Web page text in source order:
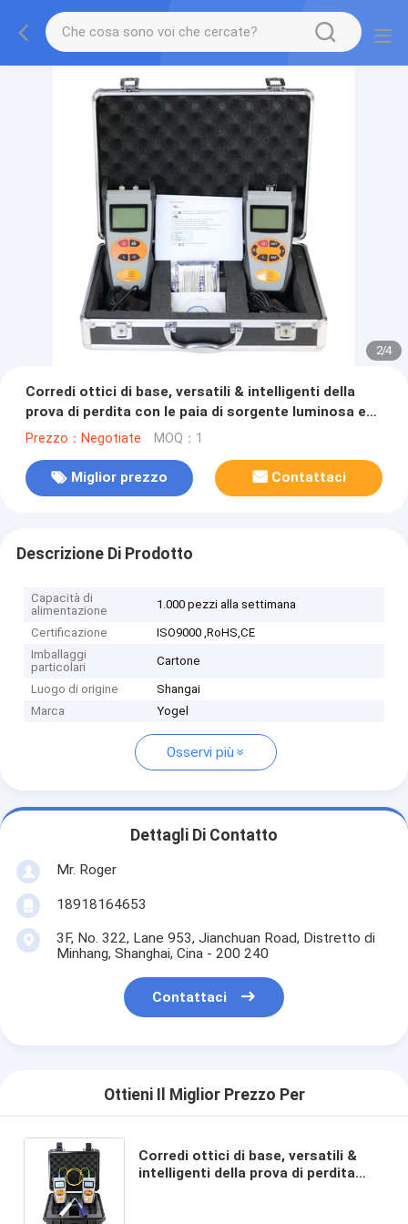
2/4
Corredi ottici di base, versatili & intelligenti della
prova di perdita con le paia di sorgente luminosa e
del misuratore di potenza per sistemi della fibra di
Prezzo：Negotiate MOQ：1
Miglior prezzo Contattaci
Descrizione Di Prodotto
Capacità di
alimentazione
1.000 pezzi alla settimana
Certificazione
ISO9000 ,RoHS,CE
Imballaggi
particolari
Cartone
Luogo di origine
Shangai
Marca
Yogel
Osservi più
Dettagli Di Contatto
Mr. Roger
18918164653
3F, No. 322, Lane 953, Jianchuan Road, Distretto di
Minhang, Shanghai, Cina - 200 240
Contattaci
Ottieni Il Miglior Prezzo Per
Corredi ottici di base, versatili &
intelligenti della prova di perdita